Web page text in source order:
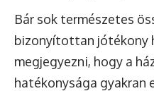
Bár sok természetes
bizonyítottan jótékony
megjegyezni, hogy a
hatékonysága gyakran